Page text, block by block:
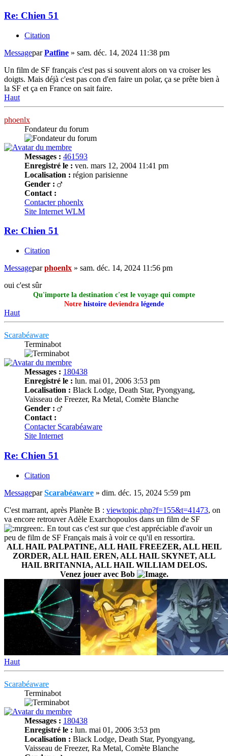
Re: Chien 51
Citation
MessageparPatfine » sam. déc. 14, 2024 11:38 pm
Un film de SF français c'est pas si souvent alors on va croiser les
doigts. Mais déjà c'est pas con d'en faire un polar, ça se prête bien à
la SF et ça en France on sait faire.
Haut
phoenlx
Fondateur du forum
Messages : 461593
Enregistré le : ven. mars 12, 2004 11:41 pm
Localisation : région parisienne
Gender :
Contact :
Contacter phoenlx
Site Internet WLM
Re: Chien 51
Citation
Messageparphoenlx » sam. déc. 14, 2024 11:56 pm
oui c'est sûr
Qu'importe la destination c'est le voyage qui compte
Notre histoire deviendra légende
Haut
Scarabéaware
Terminabot
Messages : 180438
Enregistré le : lun. mai 01, 2006 3:53 pm
Localisation : Black Lodge, Death Star, Pyongyang,
Vaisseau de Freezer, Ra Metal, Comète Blanche
Gender :
Contact :
Contacter Scarabéaware
Site Internet
Re: Chien 51
Citation
MessageparScarabéaware » dim. déc. 15, 2024 5:59 pm
C'est marrant, après Planète B : viewtopic.php?f=155&t=41473, on
va encore retrouver Adèle Exarchopoulos dans un film de SF
. En tout cas c'est sur que c'est appréciable d'avoir un
peu de film de SF Français mais à voir ce qu'il en ressortira.
ALL HAIL PALPATINE, ALL HAIL FREEZER, ALL HEIL
ZORDER, ALL HAIL EREN, ALL HAIL SKYNET, ALL
HAIL BRITANNIA, ALL HAIL WILLIAM DELOS.
Venez jouer avec Bob
.
Haut
Scarabéaware
Terminabot
Messages : 180438
Enregistré le : lun. mai 01, 2006 3:53 pm
Localisation : Black Lodge, Death Star, Pyongyang,
Vaisseau de Freezer, Ra Metal, Comète Blanche